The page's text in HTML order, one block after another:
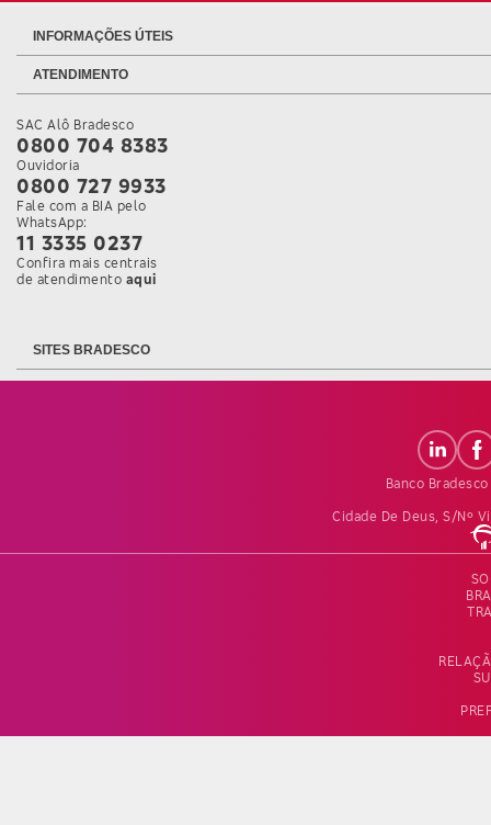
INFORMAÇÕES ÚTEIS
ATENDIMENTO
SAC Alô Bradesco
0800 704 8383
Ouvidoria
0800 727 9933
Fale com a BIA pelo
WhatsApp:
11 3335 0237
Confira mais centrais
de atendimento Confira mais informações sobre as Centrais de
aqui
SITES BRADESCO
Banco
Cidade De Deus, S/nº